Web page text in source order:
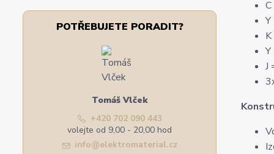
POTŘEBUJETE PORADIT?
Tomáš Vlček
+420 702 090 443
volejte od 9,00 - 20,00 hod
info@elektromaterial.cz
J